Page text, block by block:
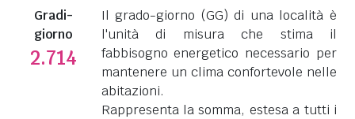
Gradi-
giorno
2.714
Il grado-giorno (GG) di una località è
l'unità di misura che stima il
fabbisogno energetico necessario per
mantenere un clima confortevole nelle
abitazioni.
Rappresenta la somma, estesa a tutti i